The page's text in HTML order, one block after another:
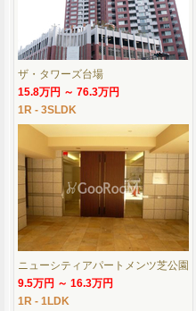
ザ・タワーズ台場
15.8万円 ～ 76.3万円
1R - 3SLDK
ニューシティアパートメンツ芝公園
9.5万円 ～ 16.3万円
1R - 1LDK